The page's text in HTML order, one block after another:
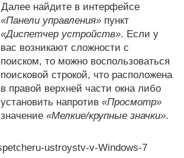
Далее найдите в интерфейсе
«Панели управления» пункт
«Диспетчер устройств». Если у
вас возникают сложности с
поиском, то можно воспользоваться
поисковой строкой, что расположена
в правой верхней части окна либо
установить напротив «Просмотр»
значение «Мелкие/крупные значки».